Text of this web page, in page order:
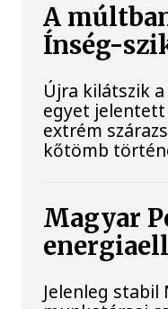
A
Ínség-
Újra kilátszik
egyet jelentett
extrém
kőtömb
Magyar
Jelenleg